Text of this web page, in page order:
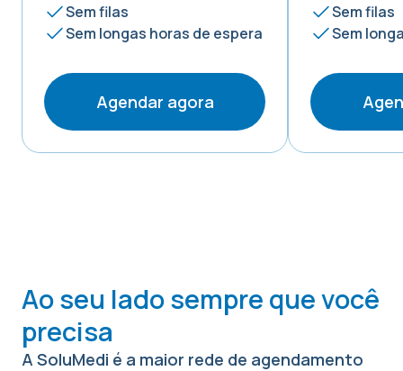
Sem filas
Sem longas horas de espera
Agendar agora
Sem filas
Sem
Ao seu lado sempre que você
precisa
A SoluMedi é a maior rede de agendamento